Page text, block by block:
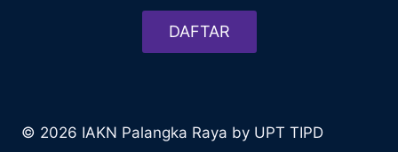
DAFTAR
© 2026 IAKN Palangka Raya by UPT TIPD